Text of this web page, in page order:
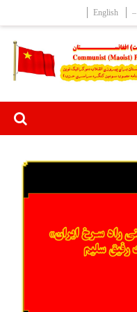
–
English